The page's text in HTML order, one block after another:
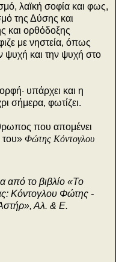
λαϊκή σοφία και φως,
της Δύσης και
και ορθόδοξης
με νηστεία, όπως
ψυχή και την ψυχή στο
υπάρχει και η
σήμερα, φωτίζει.
που απομένει
του» Φώτης Κόντογλου
το βιβλίο «Το
Κόντογλου Φώτης -
Αλ. & Ε.